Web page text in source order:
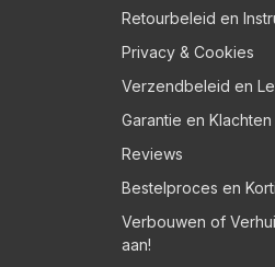
Retourbeleid en
Privacy & Cookies
Verzendbeleid en
Garantie en Klachten
Reviews
Bestelproces en
Verbouwen of
aan!